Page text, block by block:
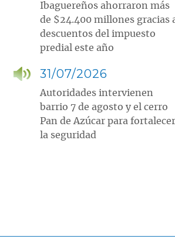
Ibaguereños ahorraron más
de $24.400 millones gracias
descuentos del impuesto
predial este año
31/07/2026
Autoridades intervienen
barrio 7 de agosto y el cerro
Pan de Azúcar para fortalecer
la seguridad